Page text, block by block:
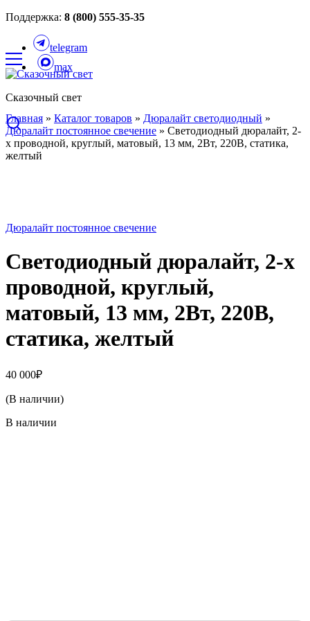
Поддержка: 8 (800) 555-35-35
telegram
max
Сказочный свет
Главная » Каталог товаров » Дюралайт светодиодный »
Дюралайт постоянное свечение » Светодиодный дюралайт, 2-
х проводной, круглый, матовый, 13 мм, 2Вт, 220В, статика,
желтый
Дюралайт постоянное свечение
Светодиодный дюралайт, 2-х
проводной, круглый,
матовый, 13 мм, 2Вт, 220В,
статика, желтый
40 000₽
(В наличии)
В наличии